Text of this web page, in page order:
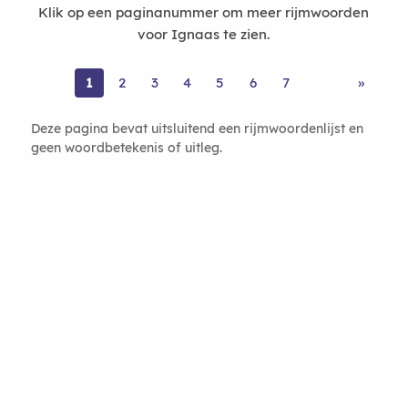
Klik op een paginanummer om meer rijmwoorden
voor Ignaas te zien.
1 2 3 4 5 6 7 »
Deze pagina bevat uitsluitend een rijmwoordenlijst en
geen woordbetekenis of uitleg.